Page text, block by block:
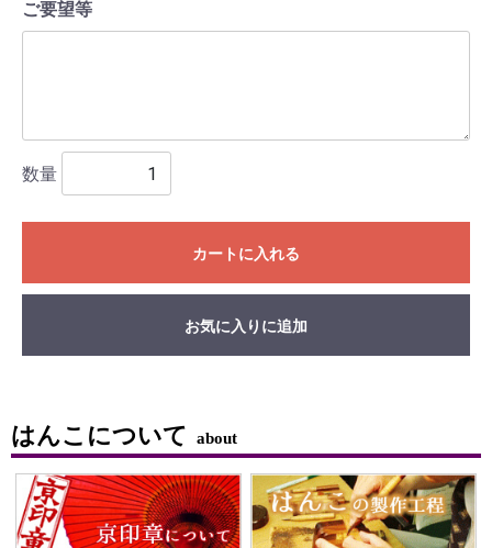
ご要望等
数量
カートに入れる
お気に入りに追加
はんこについて about